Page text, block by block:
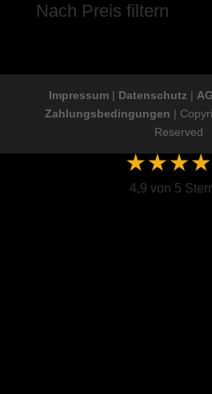
Nach Preis filtern
Impressum| Datenschutz |
Zahlungsbedingungen |
Reserved
4,9 von 5